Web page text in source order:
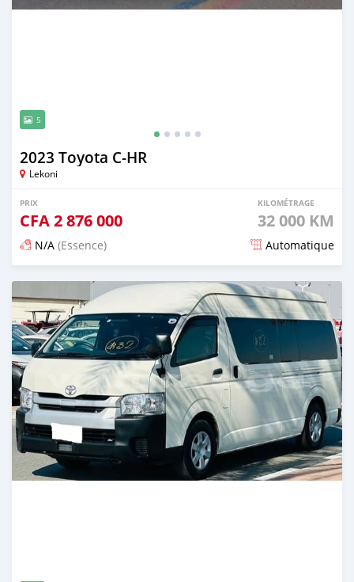
5
2023 Toyota C-HR
Lekoni
PRIX
CFA2 876 000
KILOMÉTRAGE
32 000 KM
N/A (Essence) Automatique
Publié il y a 18 jours